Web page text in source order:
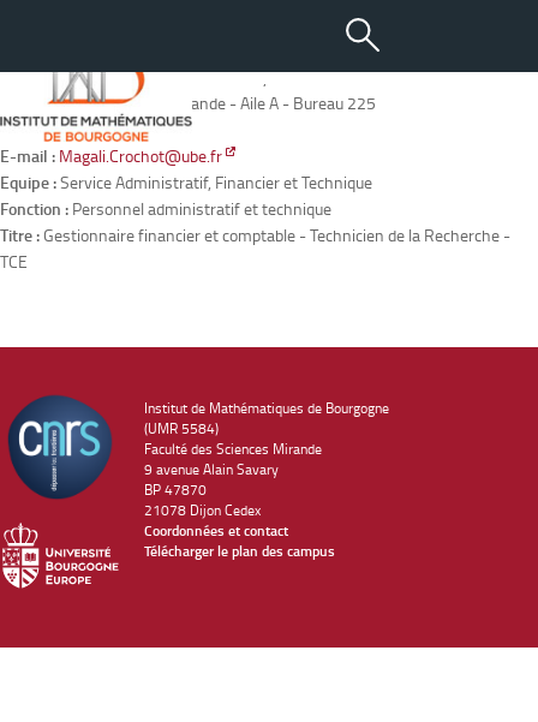
Adresse :IMB - 9 avenue Alain Savary - BP47870 - 21078 DIJON
Localisation :Bâtiment Mirande - Aile A - Bureau 225
Tél. :03 80 39 58 52
E-mail : Magali.Crochot@ube.fr
Equipe :Service Administratif, Financier et Technique
Fonction : Personnel administratif et technique
Titre :Gestionnaire financier et comptable - Technicien de la Recherche -
TCE
Institut de Mathématiques de Bourgogne
(UMR 5584)
Faculté des Sciences Mirande
9 avenue Alain Savary
BP 47870
21078 Dijon Cedex
Coordonnées et contact
Télécharger le plan des campus